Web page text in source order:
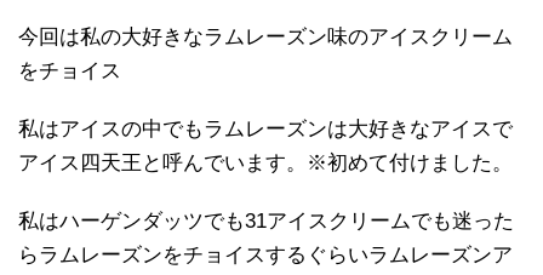
今回は私の大好きなラムレーズン味のアイスクリーム
をチョイス
私はアイスの中でもラムレーズンは大好きなアイスで
アイス四天王と呼んでいます。※初めて付けました。
私はハーゲンダッツでも31アイスクリームでも迷った
らラムレーズンをチョイスするぐらいラムレーズンア